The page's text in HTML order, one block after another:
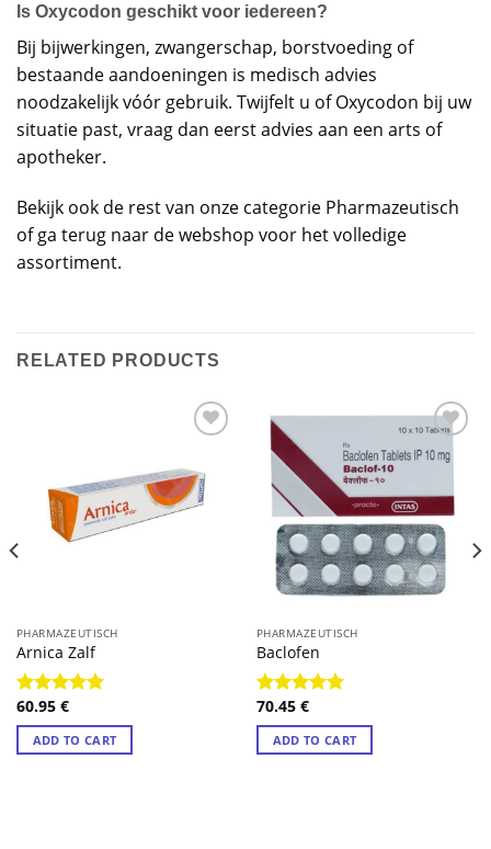
Is Oxycodon geschikt voor iedereen?
Bij bijwerkingen, zwangerschap, borstvoeding of
bestaande aandoeningen is medisch advies
noodzakelijk vóór gebruik. Twijfelt u of Oxycodon bij uw
situatie past, vraag dan eerst advies aan een arts of
apotheker.
Bekijk ook de rest van onze categorie Pharmazeutisch
of ga terug naar dewebshop voor het volledige
assortiment.
RELATED PRODUCTS
PHARMAZEUTISCH
Arnica Zalf
Rated4.89
out of 5
60.95 €
ADD TO CART
PHARMAZEUTISCH
Baclofen
Rated4.89
out of 5
70.45 €
ADD TO CART